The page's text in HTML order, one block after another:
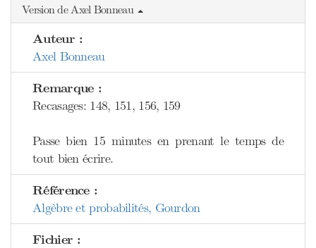
Version de Axel Bonneau
Auteur :
Axel Bonneau
Remarque :
Recasages: 148, 151, 156, 159
Passe bien 15 minutes en prenant le temps de
tout bien écrire.
Référence :
Algèbre et probabilités, Gourdon
Fichier :